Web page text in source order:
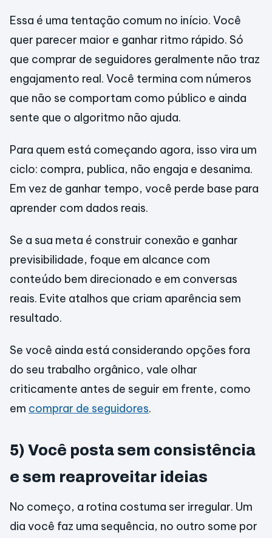
Essa é uma tentação comum no início. Você
quer parecer maior e ganhar ritmo rápido. Só
que comprar de seguidores geralmente não traz
engajamento real. Você termina com números
que não se comportam como público e ainda
sente que o algoritmo não ajuda.
Para quem está começando agora, isso vira um
ciclo: compra, publica, não engaja e desanima.
Em vez de ganhar tempo, você perde base para
aprender com dados reais.
Se a sua meta é construir conexão e ganhar
previsibilidade, foque em alcance com
conteúdo bem direcionado e em conversas
reais. Evite atalhos que criam aparência sem
resultado.
Se você ainda está considerando opções fora
do seu trabalho orgânico, vale olhar
criticamente antes de seguir em frente, como
em comprar de seguidores.
5) Você posta sem consistência
e sem reaproveitar ideias
No começo, a rotina costuma ser irregular. Um
dia você faz uma sequência, no outro some por